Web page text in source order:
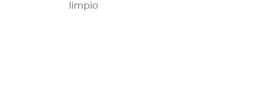
limpio